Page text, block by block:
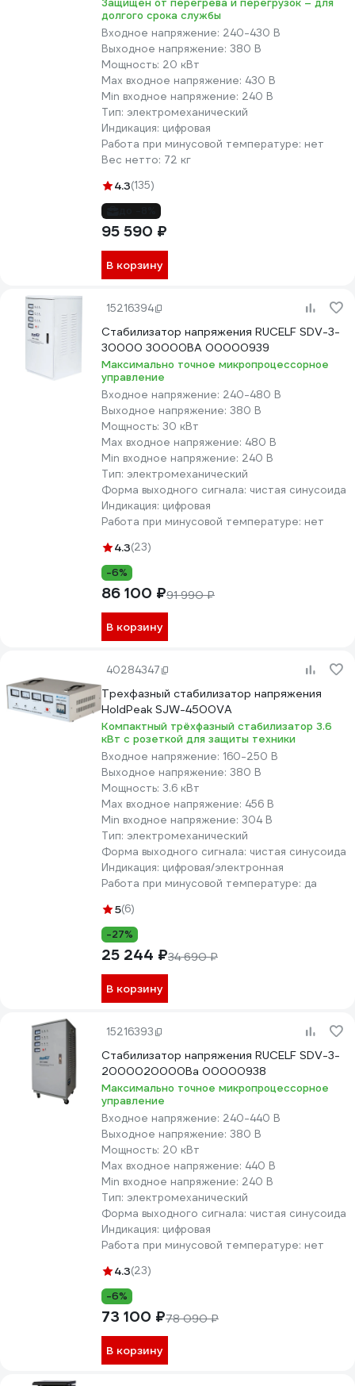
Защищен от перегрева и перегрузок – для
долгого срока службы
Входное напряжение: 240-430 В
Выходное напряжение: 380 В
Мощность: 20 кВт
Max входное напряжение: 430 В
Min входное напряжение: 240 В
Тип: электромеханический
Индикация: цифровая
Работа при минусовой температуре: нет
Вес нетто: 72 кг
4.3(135)
95 590 ₽
В корзину
15216394
Стабилизатор напряжения RUCELF SDV-3-
30000 30000ВА 00000939
Максимально точное микропроцессорное
управление
Входное напряжение: 240-480 В
Выходное напряжение: 380 В
Мощность: 30 кВт
Max входное напряжение: 480 В
Min входное напряжение: 240 В
Тип: электромеханический
Форма выходного сигнала: чистая синусоида
Индикация: цифровая
Работа при минусовой температуре: нет
4.3(23)
-6%
86 100 ₽91 990 ₽
В корзину
40284347
Трехфазный стабилизатор напряжения
HoldPeak SJW-4500VA
Компактный трёхфазный стабилизатор 3.6
кВт с розеткой для защиты техники
Входное напряжение: 160-250 В
Выходное напряжение: 380 В
Мощность: 3.6 кВт
Max входное напряжение: 456 В
Min входное напряжение: 304 В
Тип: электромеханический
Форма выходного сигнала: чистая синусоида
Индикация: цифровая/электронная
Работа при минусовой температуре: да
5(6)
-27%
25 244 ₽34 690 ₽
В корзину
15216393
Стабилизатор напряжения RUCELF SDV-3-
2000020000Ва 00000938
Максимально точное микропроцессорное
управление
Входное напряжение: 240-440 В
Выходное напряжение: 380 В
Мощность: 20 кВт
Max входное напряжение: 440 В
Min входное напряжение: 240 В
Тип: электромеханический
Форма выходного сигнала: чистая синусоида
Индикация: цифровая
Работа при минусовой температуре: нет
4.3(23)
-6%
73 100 ₽78 090 ₽
В корзину